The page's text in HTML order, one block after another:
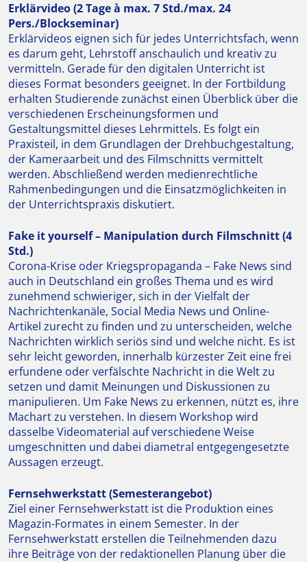
Erklärvideo (2 Tage à max. 7 Std./max. 24
Pers./Blockseminar)
Erklärvideos eignen sich für jedes Unterrichtsfach, wenn
es darum geht, Lehrstoff anschaulich und kreativ zu
vermitteln. Gerade für den digitalen Unterricht ist
dieses Format besonders geeignet. In der Fortbildung
erhalten Studierende zunächst einen Überblick über die
verschiedenen Erscheinungsformen und
Gestaltungsmittel dieses Lehrmittels. Es folgt ein
Praxisteil, in dem Grundlagen der Drehbuchgestaltung,
der Kameraarbeit und des Filmschnitts vermittelt
werden. Abschließend werden medienrechtliche
Rahmenbedingungen und die Einsatzmöglichkeiten in
der Unterrichtspraxis diskutiert.
Fake it yourself – Manipulation durch Filmschnitt (4
Std.)
Corona-Krise oder Kriegspropaganda – Fake News sind
auch in Deutschland ein großes Thema und es wird
zunehmend schwieriger, sich in der Vielfalt der
Nachrichtenkanäle, Social Media News und Online-
Artikel zurecht zu finden und zu unterscheiden, welche
Nachrichten wirklich seriös sind und welche nicht. Es ist
sehr leicht geworden, innerhalb kürzester Zeit eine frei
erfundene oder verfälschte Nachricht in die Welt zu
setzen und damit Meinungen und Diskussionen zu
manipulieren. Um Fake News zu erkennen, nützt es, ihre
Machart zu verstehen. In diesem Workshop wird
dasselbe Videomaterial auf verschiedene Weise
umgeschnitten und dabei diametral entgegengesetzte
Aussagen erzeugt.
Fernsehwerkstatt (Semesterangebot)
Ziel einer Fernsehwerkstatt ist die Produktion eines
Magazin-Formates in einem Semester. In der
Fernsehwerkstatt erstellen die Teilnehmenden dazu
ihre Beiträge von der redaktionellen Planung über die